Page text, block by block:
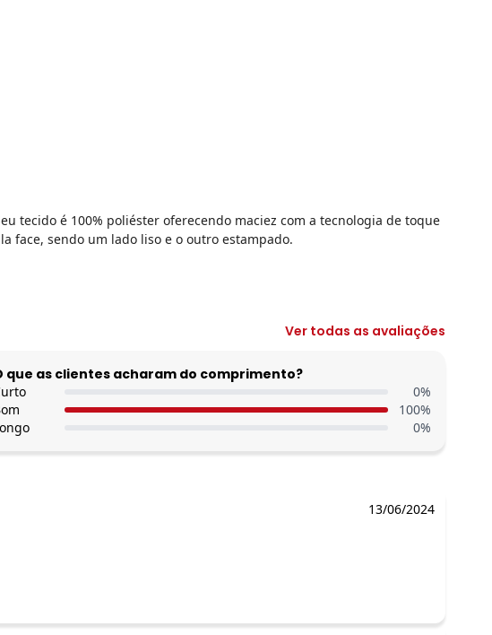
tecido é 100% poliéster oferecendo maciez com a tecnologia de toque
face, sendo um lado liso e o outro estampado.
Ver todas as avaliações
que as clientes acharam do comprimento?
0%
100%
0%
13/06/2024